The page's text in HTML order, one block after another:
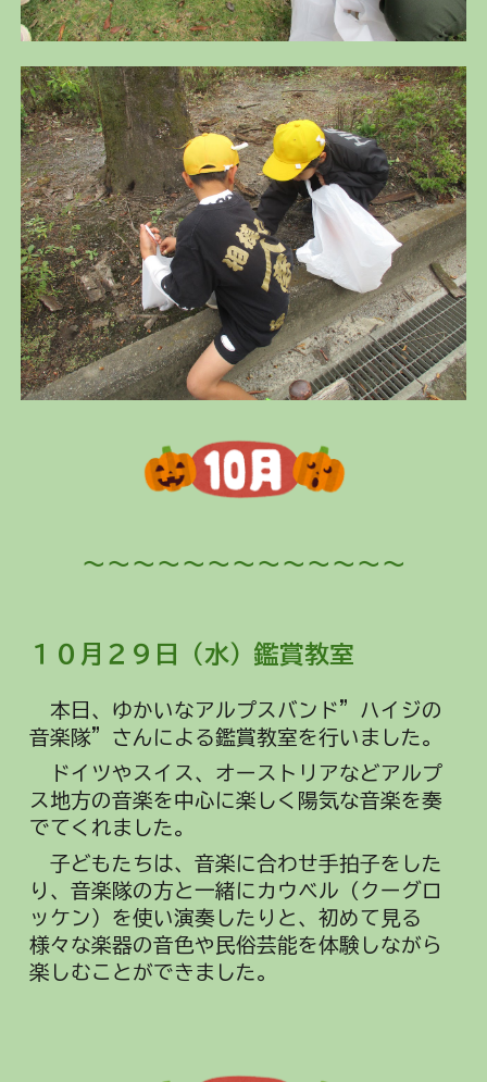
～～～～～～～～～～～～～
１０月２ ９ 日（ 水）鑑賞教室
本日、ゆかいなアルプスバンド”ハイジの
音楽隊”さんによる鑑賞教室を行いました。
ドイツやスイス、オーストリアなどアルプ
ス地方の音楽を中心に楽しく陽気な音楽を奏
でてくれました。
子どもたちは、音楽に合わせ手拍子をした
り、音楽隊の方と一緒にカウベル（クーグロ
ッケン）を使い演奏したりと、初めて見る
様々な楽器の音色や民俗芸能を体験しながら
楽しむことができました。